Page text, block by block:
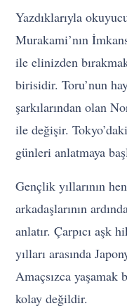
Yazdıklarıyla
Murakami’nın
ile elinizden
birisidir. Toru’nun
şarkılarından olan
ile değişir.
günleri anlatmaya
Gençlik yıllarının
arkadaşlarının
anlatır. Çarpıcı aşk
yılları arasında
Amaçsızca yaşamak
kolay değildir.